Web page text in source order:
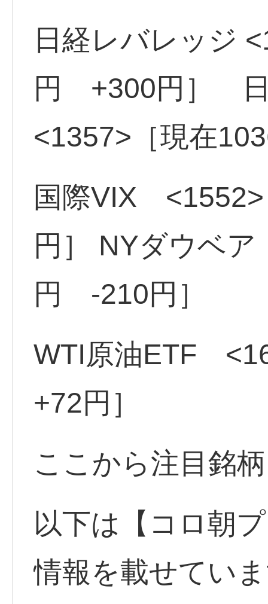
日経レバレッジ
円 +300円］ 日
<1357>［現在
国際VIX
円］ NYダウベ
円 -210円］
WTI原油ETF
+72円］
ここから注目銘柄
以下は【コロ朝
情報を載せてい